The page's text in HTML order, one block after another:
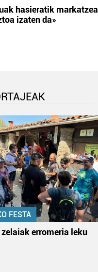
hasieratik markatzea
izaten da»
FESTA
erromeria leku